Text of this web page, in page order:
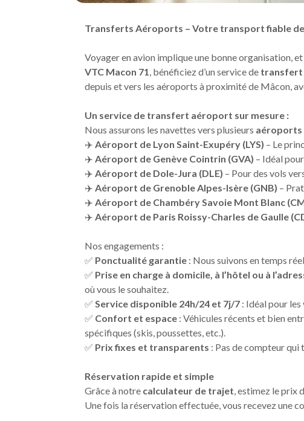
Transferts Aéroports – Votre transport fiable
Voyager en avion implique une bonne organisation,
VTC Macon 71 , bénéficiez d’un service de
depuis et vers les aéroports à proximité de Mâcon,
Un service de transfert aéroport sur mesure :
Nous assurons les navettes vers plusieurs aéroports
✈️ Aéroport de Lyon Saint-Exupéry (LYS) – Le
✈️ Aéroport de Genève Cointrin (GVA) – Idéal
✈️ Aéroport de Dole-Jura (DLE) – Pour des vols
✈️ Aéroport de Grenoble Alpes-Isère (GNB) –
✈️ Aéroport de Chambéry Savoie Mont Blanc
✈️ Aéroport de Paris Roissy-Charles de Gaulle
Nos engagements :
✅ Ponctualité garantie : Nous suivons en temps
✅ Prise en charge à domicile, à l’hôtel ou à
où vous le souhaitez.
✅ Service disponible 24h/24 et 7j/7 : Idéal pour
✅ Confort et espace : Véhicules récents et bien
spécifiques (skis, poussettes, etc.).
✅ Prix fixes et transparents : Pas de compteur qui
Réservation rapide et simple
Grâce à notre calculateur de trajet , estimez le prix
Une fois la réservation effectuée, vous recevez une